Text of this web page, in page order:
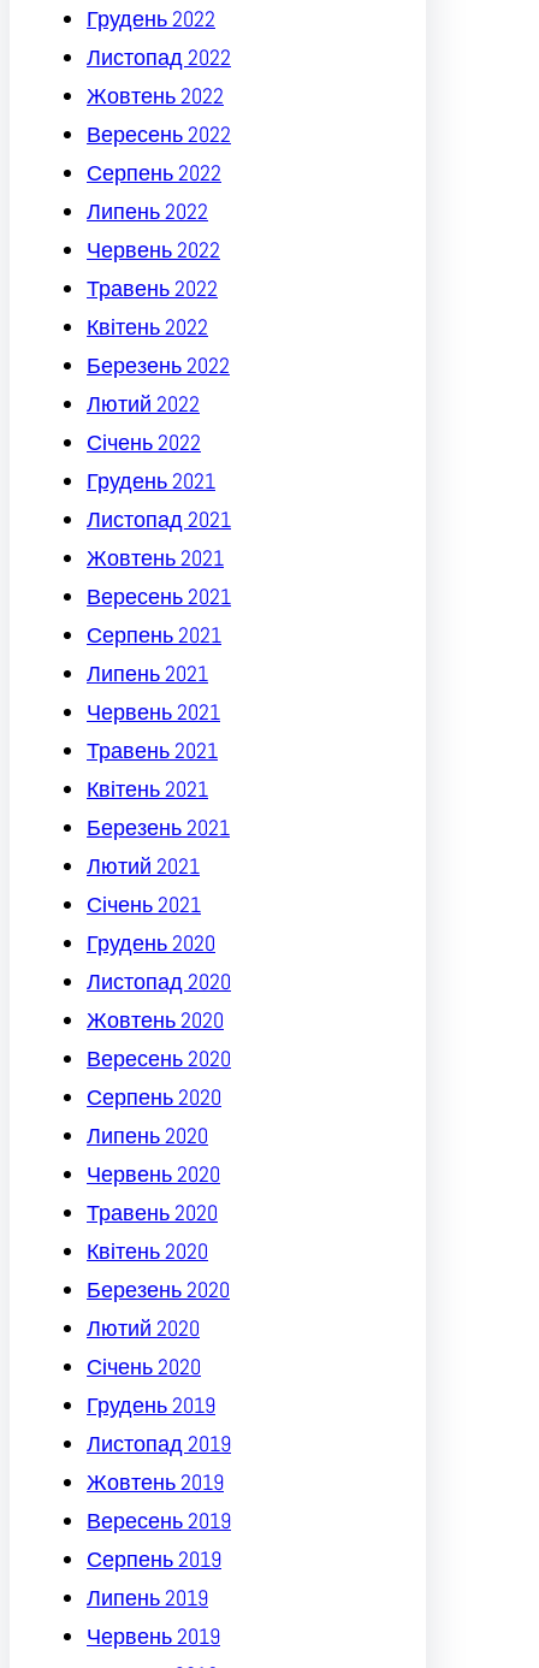
Грудень 2022
Листопад 2022
Жовтень 2022
Вересень 2022
Серпень 2022
Липень 2022
Червень 2022
Травень 2022
Квітень 2022
Березень 2022
Лютий 2022
Січень 2022
Грудень 2021
Листопад 2021
Жовтень 2021
Вересень 2021
Серпень 2021
Липень 2021
Червень 2021
Травень 2021
Квітень 2021
Березень 2021
Лютий 2021
Січень 2021
Грудень 2020
Листопад 2020
Жовтень 2020
Вересень 2020
Серпень 2020
Липень 2020
Червень 2020
Травень 2020
Квітень 2020
Березень 2020
Лютий 2020
Січень 2020
Грудень 2019
Листопад 2019
Жовтень 2019
Вересень 2019
Серпень 2019
Липень 2019
Червень 2019